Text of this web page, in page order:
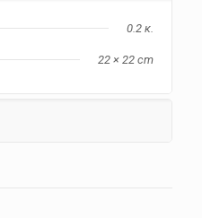
0.2 κ.
22 × 22 cm